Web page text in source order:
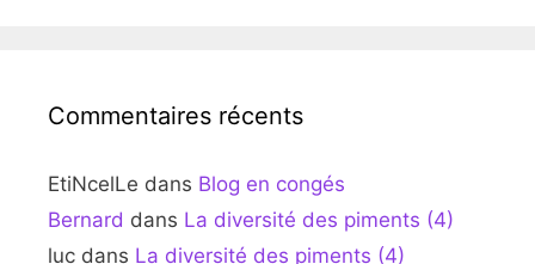
Commentaires récents
EtiNcelLe dans Blog en congés
Bernard dans La diversité des piments (4)
luc dans La diversité des piments (4)